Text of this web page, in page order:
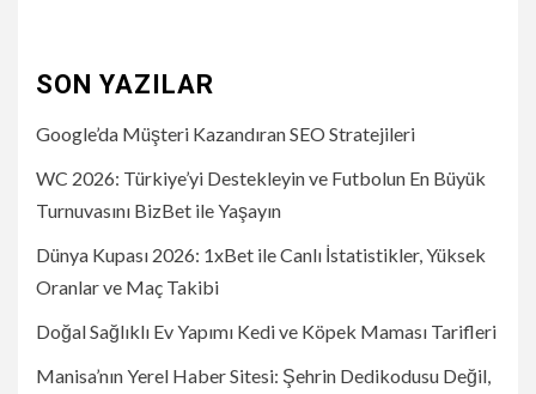
SON YAZILAR
Google’da Müşteri Kazandıran SEO Stratejileri
WC 2026: Türkiye’yi Destekleyin ve Futbolun En Büyük
Turnuvasını BizBet ile Yaşayın
Dünya Kupası 2026: 1xBet ile Canlı İstatistikler, Yüksek
Oranlar ve Maç Takibi
Doğal Sağlıklı Ev Yapımı Kedi ve Köpek Maması Tarifleri
Manisa’nın Yerel Haber Sitesi: Şehrin Dedikodusu Değil,